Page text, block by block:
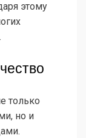
этому
только
но и